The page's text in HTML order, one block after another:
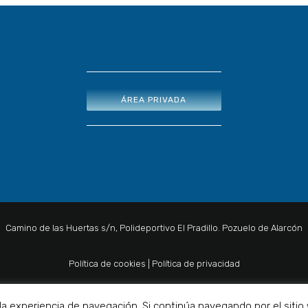
ÁREA PRIVADA
Camino de las Huertas s/n, Polideportivo El Pradillo. Pozuelo de Alarcón
Política de cookies Política de privacidad